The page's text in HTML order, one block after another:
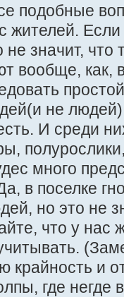
подобные
жителей. Если
не значит,
вообще, как,
не
И среди
много
в поселке
но это не
что у нас
крайность и
где негде